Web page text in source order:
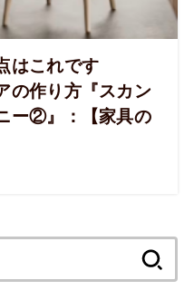
はこれです
の作り方『スカン
ー②』：【家具の
: